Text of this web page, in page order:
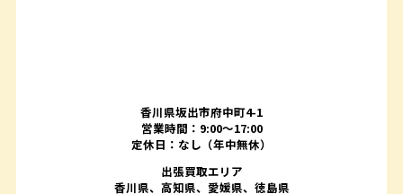
香川県坂出市府中町4-1
営業時間：9:00～17:00
定休日：なし（年中無休）
出張買取エリア
香川県、高知県、愛媛県、徳島県